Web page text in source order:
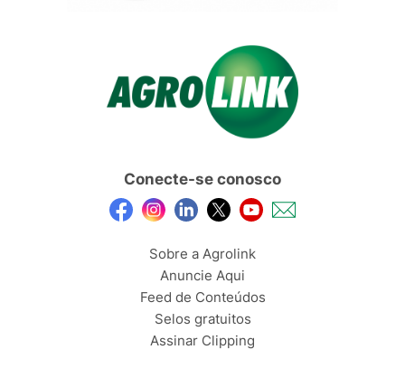
Conecte-se conosco
Sobre a Agrolink
Anuncie Aqui
Feed de Conteúdos
Selos gratuitos
Assinar Clipping